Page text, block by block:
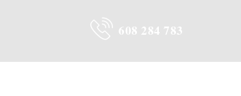
608 284 783